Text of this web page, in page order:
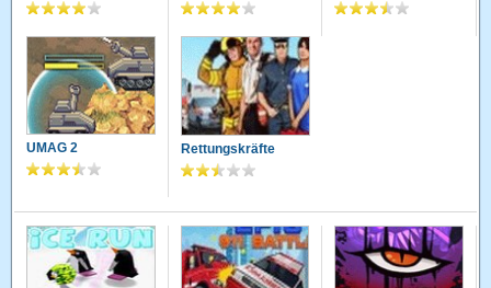
UMAG 2 Rettungskräfte